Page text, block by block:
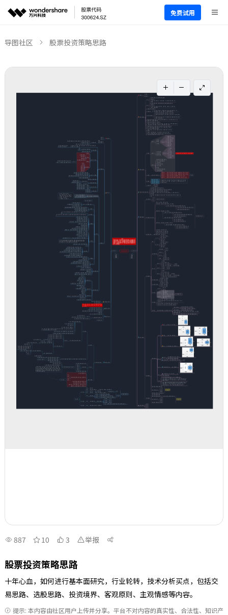
免费试用
导图社区 股票投资策略思路
887 10 3 举报
股票投资策略思路
十年心血，如何进行基本面研究，行业轮转，技术分析买点，包括交
易思路、选股思路、投资境界、客观原则、主观情感等内容。
提示: 本内容由社区用户上传并分享。平台不对内容的真实性、合法性、知识产